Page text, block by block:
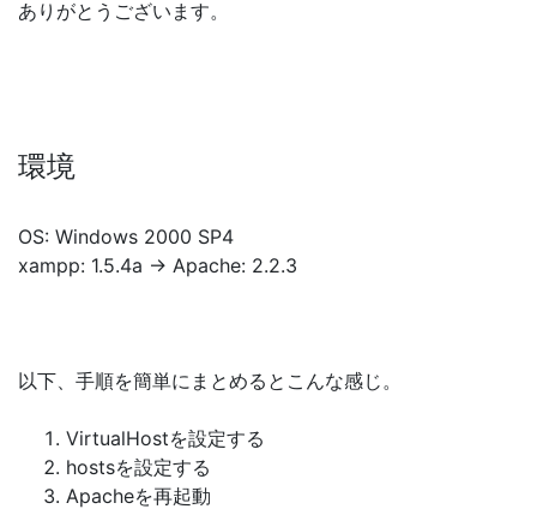
ありがとうございます。
環境
OS: Windows 2000 SP4
xampp: 1.5.4a → Apache: 2.2.3
以下、手順を簡単にまとめるとこんな感じ。
VirtualHostを設定する
hostsを設定する
Apacheを再起動